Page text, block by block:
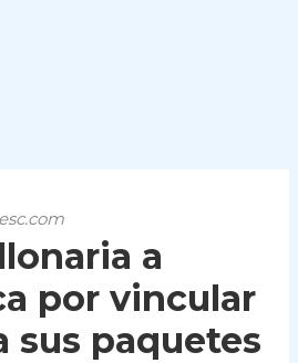
a
por vincular
sus paquetes